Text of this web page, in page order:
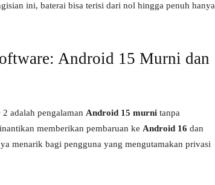
ini, baterai bisa terisi dari nol hingga penuh hanya
Android 15 Murni dan
adalah pengalaman Android 15 murni tanpa
memberikan pembaruan ke Android 16 dan
menarik bagi pengguna yang mengutamakan privasi